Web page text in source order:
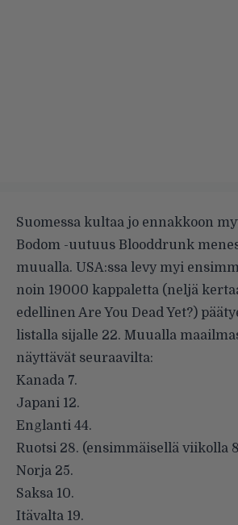
Suomessa kultaa jo ennakkoon
Bodom -uutuus Blooddrunk
muualla. USA:ssa levy myi
noin 19000 kappaletta (neljä
edellinen Are You Dead Yet?)
listalla sijalle 22. Muualla
näyttävät seuraavilta:
Kanada 7.
Japani 12.
Englanti 44.
Ruotsi 28. (ensimmäisellä viikolla
Norja 25.
Saksa 10.
Itävalta 19.